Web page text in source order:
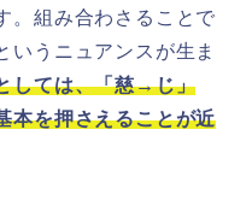
。組み合わさることで
いうニュアンスが生ま
しては、「慈→じ」
本を押さえることが近